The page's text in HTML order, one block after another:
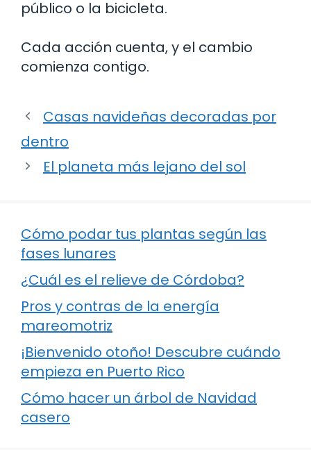
público o la bicicleta.
Cada acción cuenta, y el cambio
comienza contigo.
Casas navideñas decoradas por
dentro
El planeta más lejano del sol
Cómo podar tus plantas según las
fases lunares
¿Cuál es el relieve de Córdoba?
Pros y contras de la energía
mareomotriz
¡Bienvenido otoño! Descubre cuándo
empieza en Puerto Rico
Cómo hacer un árbol de Navidad
casero